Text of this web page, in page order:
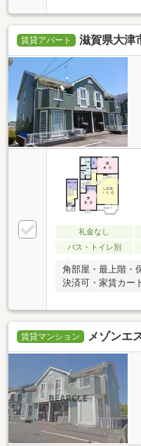
賃貸アパート 滋賀県大津
礼金なし
バス・トイレ別
角部屋・最上階・
決済可・家賃カー
賃貸マンション メゾンエ